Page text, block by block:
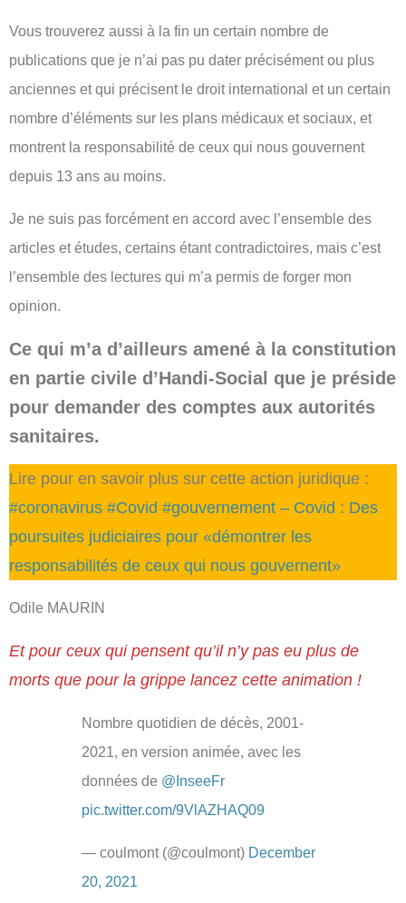
Vous trouverez aussi à la fin un certain nombre de
publications que je n’ai pas pu dater précisément ou plus
anciennes et qui précisent le droit international et un certain
nombre d’éléments sur les plans médicaux et sociaux, et
montrent la responsabilité de ceux qui nous gouvernent
depuis 13 ans au moins.
Je ne suis pas forcément en accord avec l’ensemble des
articles et études, certains étant contradictoires, mais c’est
l’ensemble des lectures qui m’a permis de forger mon
opinion.
Ce qui m’a d’ailleurs amené à la constitution
en partie civile d’Handi-Social que je préside
pour demander des comptes aux autorités
sanitaires.
Lire pour en savoir plus sur cette action juridique :
#coronavirus #Covid #gouvernement – Covid : Des
poursuites judiciaires pour «démontrer les
responsabilités de ceux qui nous gouvernent»
Odile MAURIN
Et pour ceux qui pensent qu’il n’y pas eu plus de
morts que pour la grippe lancez cette animation !
Nombre quotidien de décès, 2001-
2021, en version animée, avec les
données de @InseeFr
pic.twitter.com/9VlAZHAQ09
— coulmont (@coulmont) December
20, 2021